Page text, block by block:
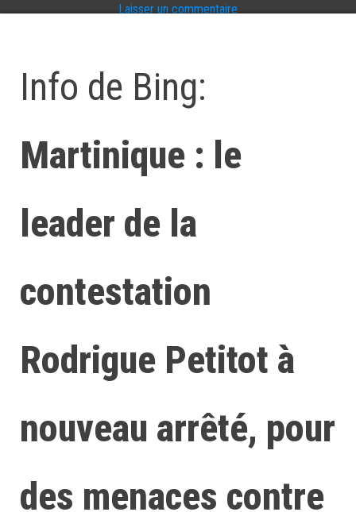
Laisser un commentaire
Info de Bing:
Martinique : le
leader de la
contestation
Rodrigue Petitot à
nouveau arrêté, pour
des menaces contre